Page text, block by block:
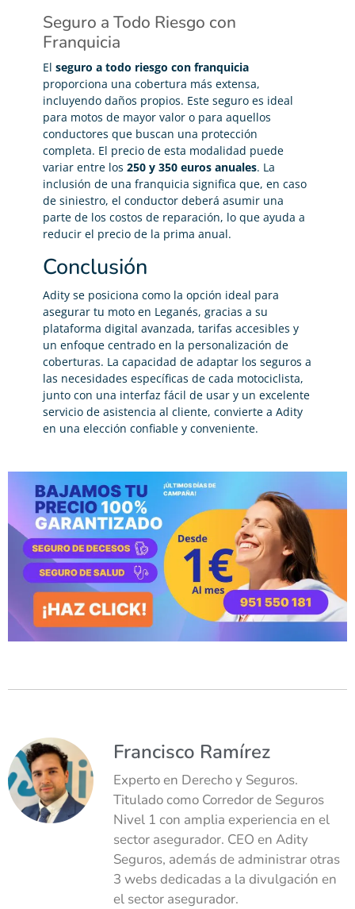
Seguro a Todo Riesgo con
Franquicia
El seguro a todo riesgo con franquicia
proporciona una cobertura más extensa,
incluyendo daños propios. Este seguro es ideal
para motos de mayor valor o para aquellos
conductores que buscan una protección
completa. El precio de esta modalidad puede
variar entre los 250 y 350 euros anuales. La
inclusión de una franquicia significa que, en caso
de siniestro, el conductor deberá asumir una
parte de los costos de reparación, lo que ayuda a
reducir el precio de la prima anual.
Conclusión
Adity se posiciona como la opción ideal para
asegurar tu moto en Leganés, gracias a su
plataforma digital avanzada, tarifas accesibles y
un enfoque centrado en la personalización de
coberturas. La capacidad de adaptar los seguros a
las necesidades específicas de cada motociclista,
junto con una interfaz fácil de usar y un excelente
servicio de asistencia al cliente, convierte a Adity
en una elección confiable y conveniente.
Francisco Ramírez
Experto en Derecho y Seguros.
Titulado como Corredor de Seguros
Nivel 1 con amplia experiencia en el
sector asegurador. CEO en Adity
Seguros, además de administrar otras
3 webs dedicadas a la divulgación en
el sector asegurador.